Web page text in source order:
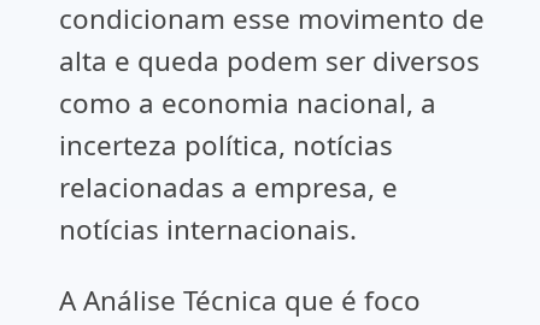
condicionam esse movimento de
alta e queda podem ser diversos
como a economia nacional, a
incerteza política, notícias
relacionadas a empresa, e
notícias internacionais.
A Análise Técnica que é foco